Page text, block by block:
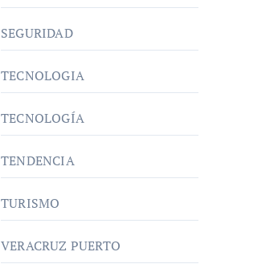
SEGURIDAD
TECNOLOGIA
TECNOLOGÍA
TENDENCIA
TURISMO
VERACRUZ PUERTO